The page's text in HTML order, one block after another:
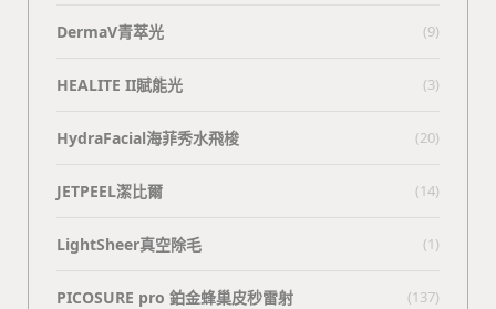
DermaV青萃光 (9)
HEALITE II賦能光 (3)
HydraFacial海菲秀水飛梭 (20)
JETPEEL潔比爾 (14)
LightSheer真空除毛 (1)
PICOSURE pro 鉑金蜂巢皮秒雷射 (137)